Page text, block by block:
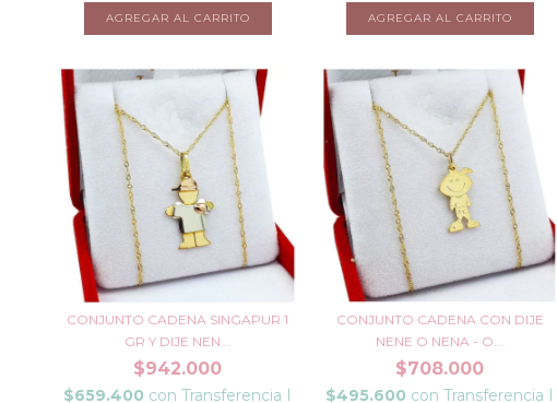
CONJUNTO CADENA SINGAPUR 1
GR Y DIJE NEN...
$942.000
$659.400 con Transferencia I
CONJUNTO CADENA CON DIJE
NENE O NENA - O...
$708.000
$495.600 con Transferencia I